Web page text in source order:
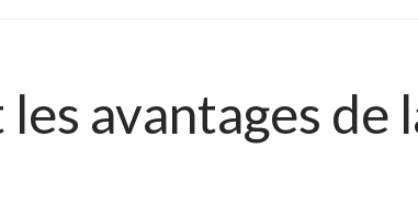
avantages de